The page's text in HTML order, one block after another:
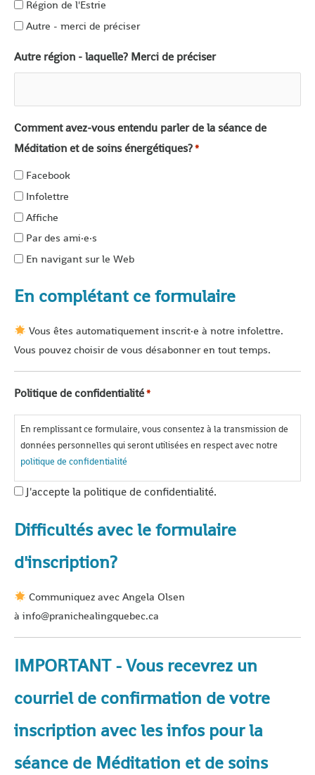
Région de l'Estrie
Autre - merci de préciser
Autre région - laquelle? Merci de préciser
Comment avez-vous entendu parler de la séance de
Méditation et de soins énergétiques?*
Facebook
Infolettre
Affiche
Par des ami·e·s
En navigant sur le Web
En complétant ce formulaire
Vous êtes automatiquement inscrit·e à notre infolettre.
Vous pouvez choisir de vous désabonner en tout temps.
Politique de confidentialité*
En remplissant ce formulaire, vous consentez à la transmission de
données personnelles qui seront utilisées en respect avec notre
politique de confidentialité
J'accepte la politique de confidentialité.
Difficultés avec le formulaire
d'inscription?
Communiquez avec Angela Olsen
à info@pranichealingquebec.ca
IMPORTANT - Vous recevrez un
courriel de confirmation de votre
inscription avec les infos pour la
séance de Méditation et de soins